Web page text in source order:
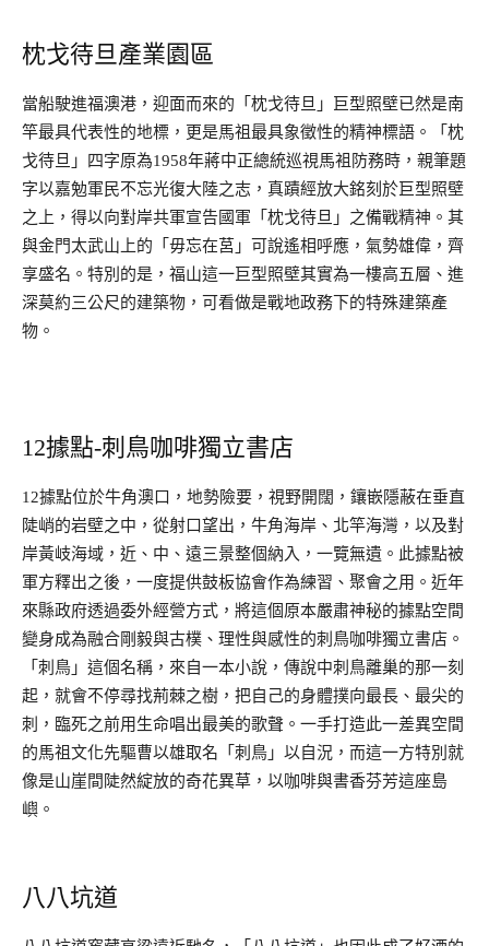
枕戈待旦產業園區
當船駛進福澳港，迎面而來的「枕戈待旦」巨型照壁已然是南
竿最具代表性的地標，更是馬祖最具象徵性的精神標語。「枕
戈待旦」四字原為1958年蔣中正總統巡視馬袓防務時，親筆題
字以嘉勉軍民不忘光復大陸之志，真蹟經放大銘刻於巨型照壁
之上，得以向對岸共軍宣告國軍「枕戈待旦」之備戰精神。其
與金門太武山上的「毋忘在莒」可說遙相呼應，氣勢雄偉，齊
享盛名。特別的是，福山這一巨型照壁其實為一樓高五層、進
深莫約三公尺的建築物，可看做是戰地政務下的特殊建築產
物。
12據點-刺鳥咖啡獨立書店
12據點位於牛角澳口，地勢險要，視野開闊，鑲嵌隱蔽在垂直
陡峭的岩壁之中，從射口望出，牛角海岸、北竿海灣，以及對
岸黃岐海域，近、中、遠三景整個納入，一覽無遺。此據點被
軍方釋出之後，一度提供鼓板協會作為練習、聚會之用。近年
來縣政府透過委外經營方式，將這個原本嚴肅神秘的據點空間
變身成為融合剛毅與古樸、理性與感性的刺鳥咖啡獨立書店。
「刺鳥」這個名稱，來自一本小說，傳說中刺鳥離巢的那一刻
起，就會不停尋找荊棘之樹，把自己的身體撲向最長、最尖的
刺，臨死之前用生命唱出最美的歌聲。一手打造此一差異空間
的馬祖文化先驅曹以雄取名「刺鳥」以自況，而這一方特別就
像是山崖間陡然綻放的奇花異草，以咖啡與書香芬芳這座島
嶼。
八八坑道